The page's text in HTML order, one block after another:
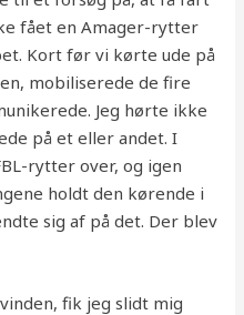
fået en Amager-rytter
Kort før vi kørte ude på
mobiliserede de fire
Jeg hørte ikke
på et eller andet. I
rytter over, og igen
holdt den kørende i
sig af på det. Der blev
fik jeg slidt mig